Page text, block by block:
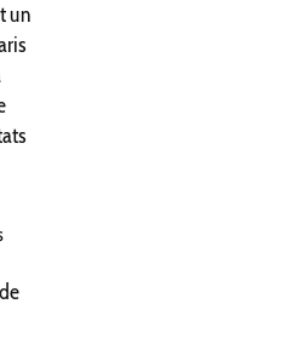
un